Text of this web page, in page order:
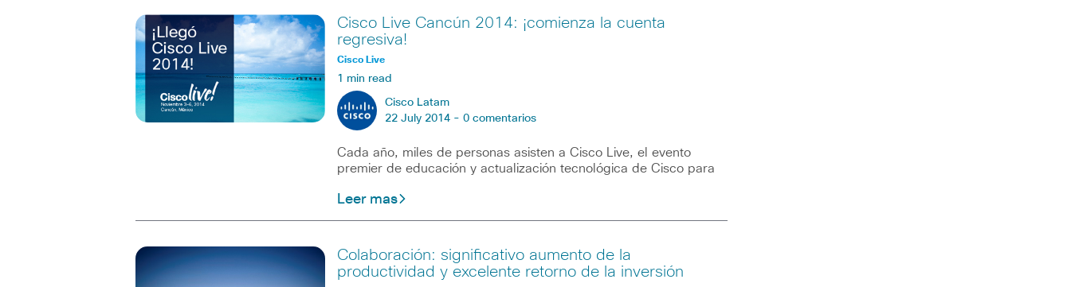
Cisco Live Cancún 2014: ¡comienza la cuenta
regresiva!
Cisco Live
1 min read
Cisco Latam
22 July 2014 - 0 comentarios
Cada año, miles de personas asisten a Cisco Live, el evento
premier de educación y actualización tecnológica de Cisco para
Leer mas
Colaboración: significativo aumento de la
productividad y excelente retorno de la inversión